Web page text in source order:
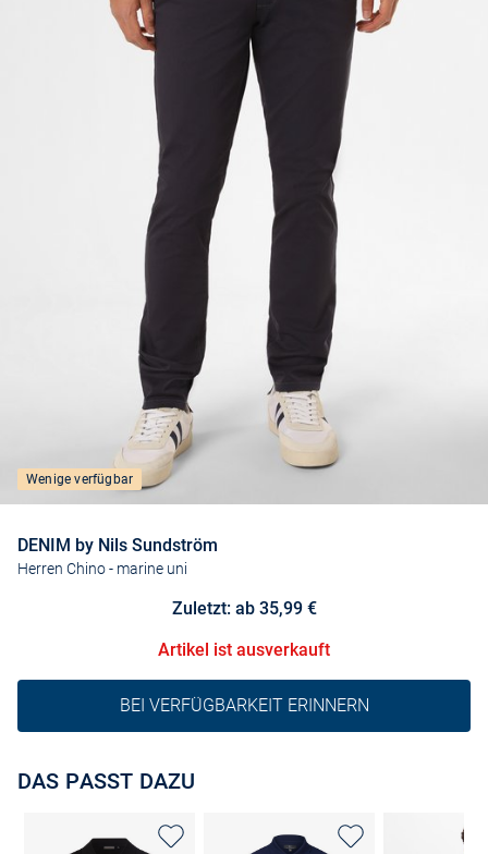
Wenige verfügbar
DENIM by Nils Sundström
Herren Chino- marine uni
Zuletzt: ab 35,99 €
Artikel ist ausverkauft
BEI VERFÜGBARKEIT ERINNERN
DAS PASST DAZU